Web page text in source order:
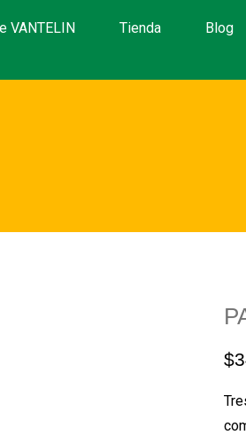
VANTELIN Tienda Blog
$